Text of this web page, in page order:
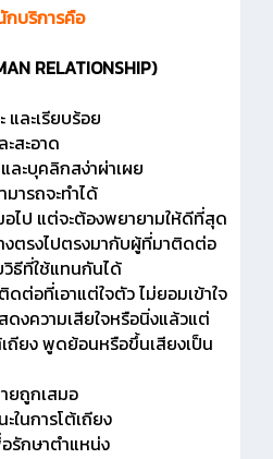
บริการคือ
RELATIONSHIP)
และเรียบร้อย
สะอาด
ละบุคลิกสง่าผ่าเผย
ารถจะทำได้
อไป แต่จะต้องพยายามให้ดีที่สุด
งตรงไปตรงมากับผู้ที่มาติดต่อ
ธีที่ใช้แทนกันได้
ต่อที่เอาแต่ใจตัว ไม่ยอมเข้าใจ
ดงความเสียใจหรือนิ่งแล้วแต่
ถียง พูดย้อนหรือขึ้นเสียงเป็น
ยถูกเสมอ
ในการโต้เถียง
รักษาตำแหน่ง